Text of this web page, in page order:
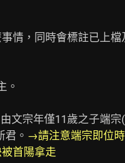
情，同時會標註已上
。
文宗年僅11歲之子端宗
。 →請注意端宗即位
首陽拿走